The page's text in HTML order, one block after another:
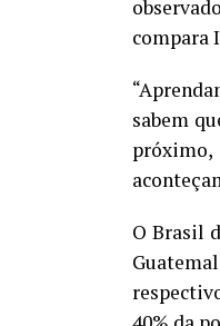
compara
sabem
O Brasil